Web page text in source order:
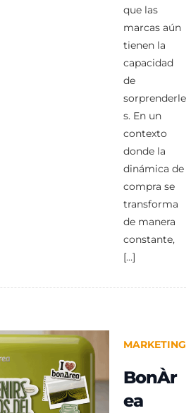
que las
marcas aún
tienen la
capacidad
de
sorprenderle
s. En un
contexto
donde la
dinámica de
compra se
transforma
de manera
constante,
[…]
MARKETING
BonÀr
ea